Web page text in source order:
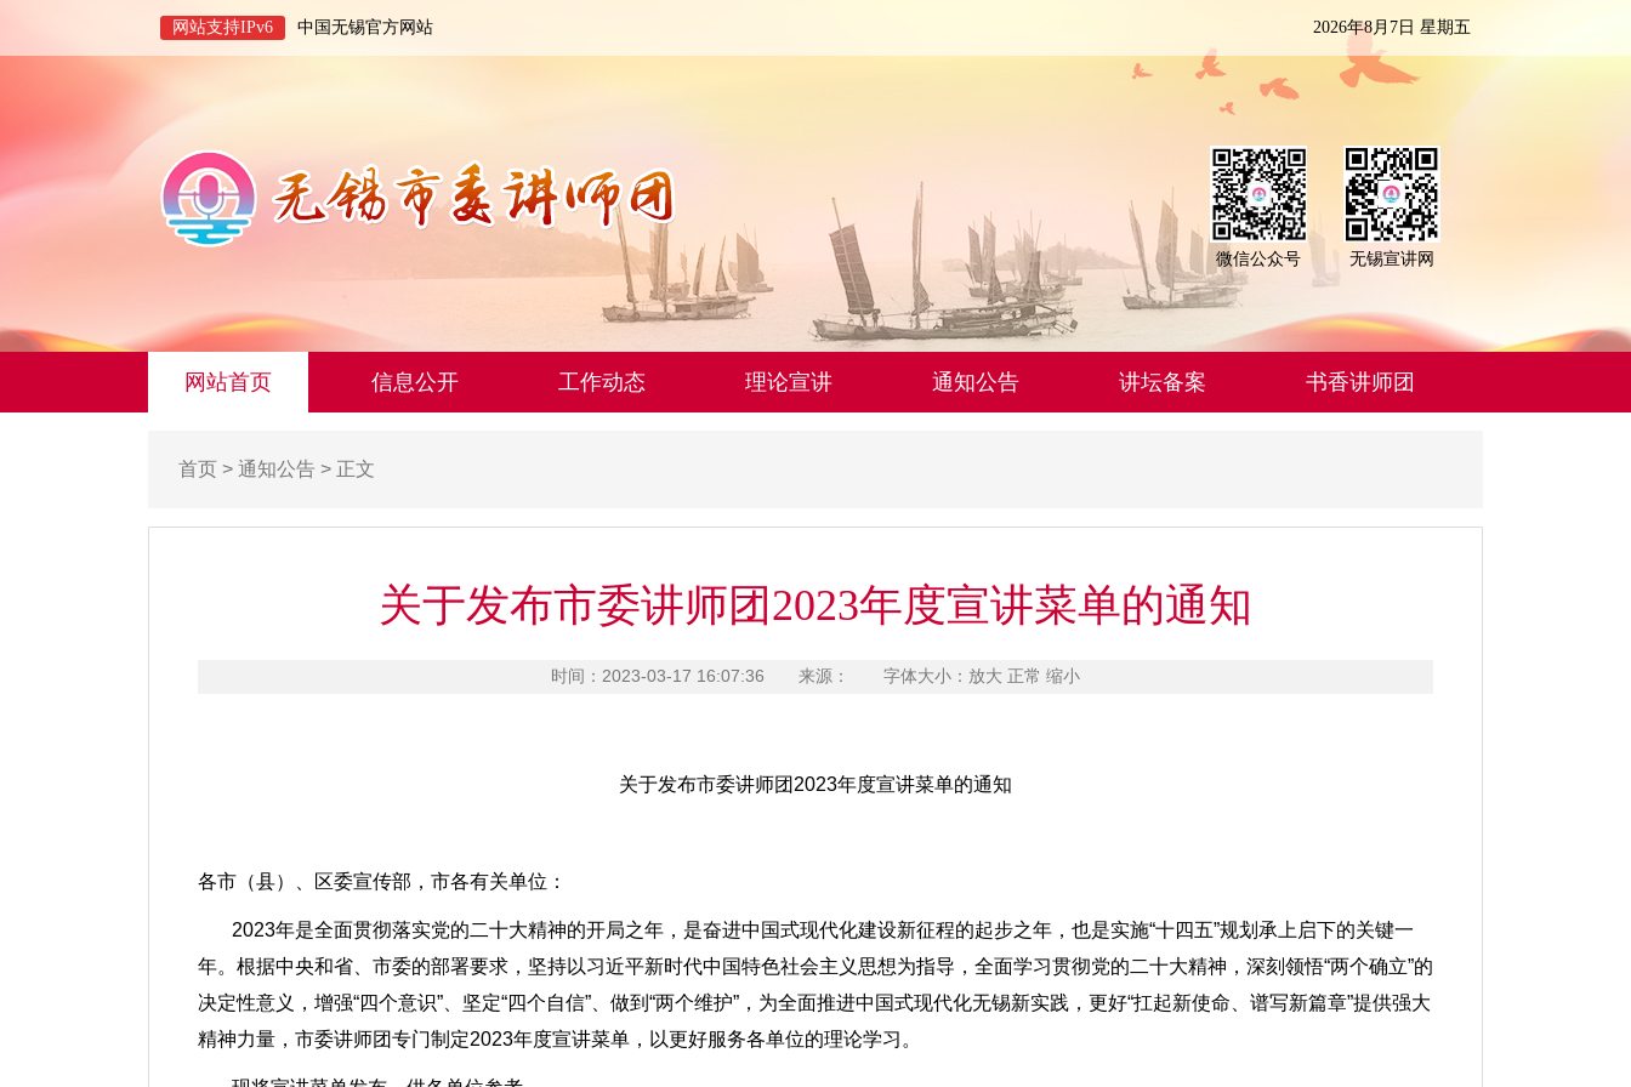
网站支持IPv6 中国无锡官方网站 2026年8月7日 星期五
微信公众号 无锡宣讲网
网站首页 信息公开 工作动态 理论宣讲 通知公告 讲坛备案 书香讲师团
首页 > 通知公告 > 正文
关于发布市委讲师团2023年度宣讲菜单的通知
时间：2023-03-17 16:07:36 来源： 字体大小： 放大 正常 缩小
关于发布市委讲师团2023年度宣讲菜单的通知
各市（县）、区委宣传部，市各有关单位：
2023年是全面贯彻落实党的二十大精神的开局之年，是奋进中国式现代化建设新征程的起步之年，也是实施“十四五”规划承上启下的关键一
年。根据中央和省、市委的部署要求，坚持以习近平新时代中国特色社会主义思想为指导，全面学习贯彻党的二十大精神，深刻领悟“两个确立”的
决定性意义，增强“四个意识”、坚定“四个自信”、做到“两个维护”，为全面推进中国式现代化无锡新实践，更好“扛起新使命、谱写新篇章”提供强大
精神力量，市委讲师团专门制定2023年度宣讲菜单，以更好服务各单位的理论学习。